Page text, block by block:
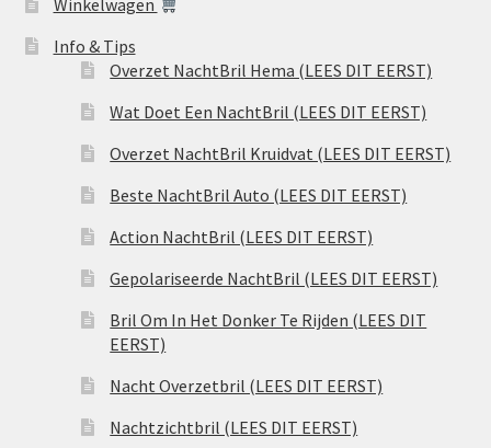
Winkelwagen
Info & Tips
Overzet NachtBril Hema (LEES DIT EERST)
Wat Doet Een NachtBril (LEES DIT EERST)
Overzet NachtBril Kruidvat (LEES DIT EERST)
Beste NachtBril Auto (LEES DIT EERST)
Action NachtBril (LEES DIT EERST)
Gepolariseerde NachtBril (LEES DIT EERST)
Bril Om In Het Donker Te Rijden (LEES DIT
EERST)
Nacht Overzetbril (LEES DIT EERST)
Nachtzichtbril (LEES DIT EERST)